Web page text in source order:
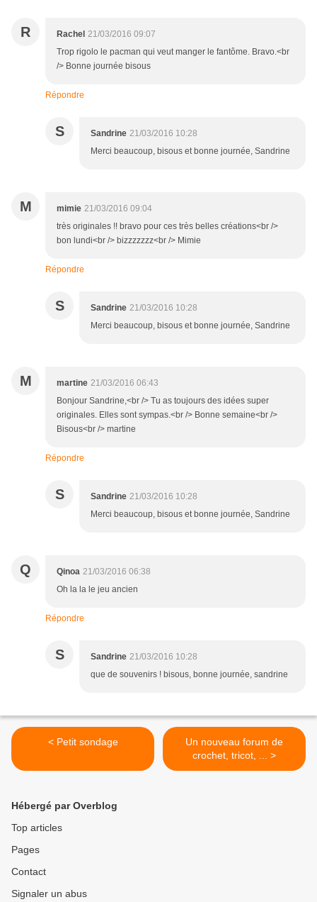
R Rachel 21/03/2016 09:07
Trop rigolo le pacman qui veut manger le fantôme. Bravo.<br
/> Bonne journée bisous
Répondre
S Sandrine 21/03/2016 10:28
Merci beaucoup, bisous et bonne journée, Sandrine
M mimie 21/03/2016 09:04
très originales !! bravo pour ces très belles créations<br />
bon lundi<br /> bizzzzzzz<br /> Mimie
Répondre
S Sandrine 21/03/2016 10:28
Merci beaucoup, bisous et bonne journée, Sandrine
M martine 21/03/2016 06:43
Bonjour Sandrine,<br /> Tu as toujours des idées super
originales. Elles sont sympas.<br /> Bonne semaine<br />
Bisous<br /> martine
Répondre
S Sandrine 21/03/2016 10:28
Merci beaucoup, bisous et bonne journée, Sandrine
Q Qinoa 21/03/2016 06:38
Oh la la le jeu ancien
Répondre
S Sandrine 21/03/2016 10:28
que de souvenirs ! bisous, bonne journée, sandrine
< Petit sondage
Un nouveau forum de
crochet, tricot, ... >
Hébergé par Overblog
Top articles
Pages
Contact
Signaler un abus